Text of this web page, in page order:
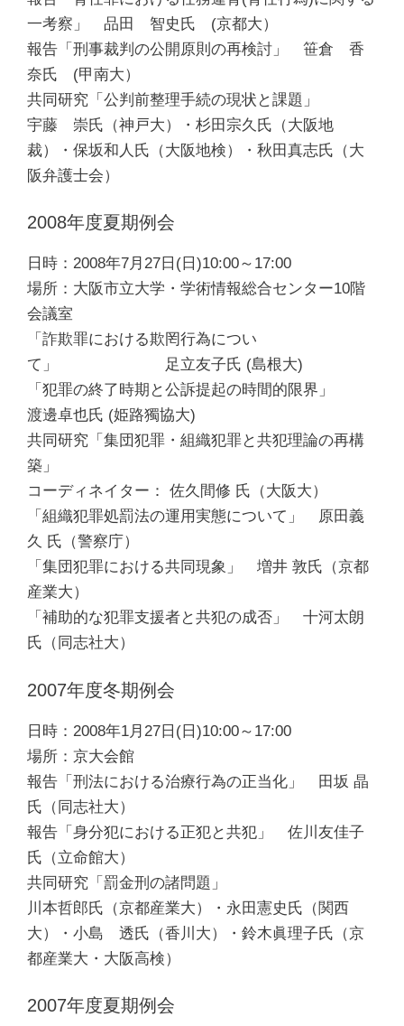
一考察」 品田 智史氏 (京都大）
報告「刑事裁判の公開原則の再検討」 笹倉 香
奈氏 (甲南大）
共同研究「公判前整理手続の現状と課題」
宇藤 崇氏（神戸大）・杉田宗久氏（大阪地
裁）・保坂和人氏（大阪地検）・秋田真志氏（大
阪弁護士会）
2008年度夏期例会
日時：2008年7月27日(日)10:00～17:00
場所：大阪市立大学・学術情報総合センター10階
会議室
「詐欺罪における欺罔行為につい
て」 足立友子氏 (島根大)
「犯罪の終了時期と公訴提起の時間的限界」
渡邊卓也氏 (姫路獨協大)
共同研究「集団犯罪・組織犯罪と共犯理論の再構
築」
コーディネイター： 佐久間修 氏（大阪大）
「組織犯罪処罰法の運用実態について」 原田義
久 氏（警察庁）
「集団犯罪における共同現象」 増井 敦氏（京都
産業大）
「補助的な犯罪支援者と共犯の成否」 十河太朗
氏（同志社大）
2007年度冬期例会
日時：2008年1月27日(日)10:00～17:00
場所：京大会館
報告「刑法における治療行為の正当化」 田坂 晶
氏（同志社大）
報告「身分犯における正犯と共犯」 佐川友佳子
氏（立命館大）
共同研究「罰金刑の諸問題」
川本哲郎氏（京都産業大）・永田憲史氏（関西
大）・小島 透氏（香川大）・鈴木眞理子氏（京
都産業大・大阪高検）
2007年度夏期例会